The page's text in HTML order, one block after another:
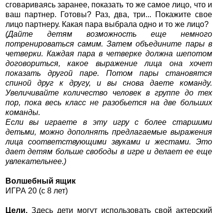
сговариваясь заранее, показать то же самое лицо, что и
ваш партнер. Готовы? Раз, два, три... Покажите свое
лицо партнеру. Какая пара выбрала одно и то же лицо?
(Дайте детям возможность еще немного
потренироваться самим. Затем объедините пары в
четверки. Каждая пара в четверке должна шепотом
договориться, какое выражение лица она хочет
показать другой паре. Потом пары становятся
спиной друг к другу, и вы снова даете команду.
Увеличивайте количество человек в группе до тех
пор, пока весь класс не разобьется на две больших
команды.
Если вы играете в эту игру с более старшими
детьми, можно дополнять предлагаемые выражения
лица соответствующими звуками и жестами. Это
дает детям больше свободы в игре и делает ее еще
увлекательнее.)
Волшебный ящик
ИГРА 20 (с 8 лет)
Цели.Здесь дети могут использовать свой актерский